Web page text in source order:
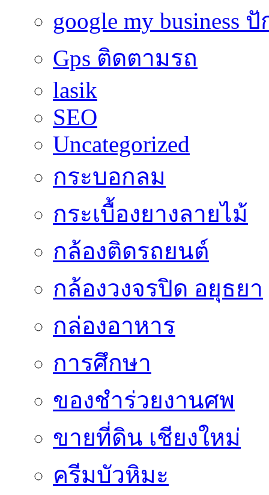
google my business
Gps ติดตามรถ
lasik
SEO
Uncategorized
กระบอกลม
กระเบื้องยางลายไม้
กล้องติดรถยนต์
กล้องวงจรปิด อยุธยา
กล่องอาหาร
การศึกษา
ของชำร่วยงานศพ
ขายที่ดิน เชียงใหม่
ครีมบัวหิมะ